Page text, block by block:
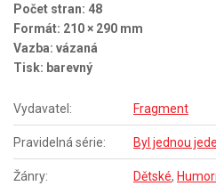
Počet stran: 48
Formát: 210 × 290 mm
Vazba: vázaná
Tisk: barevný
Vydavatel: Fragment
Pravidelná série: Byl jednou
Žánry: Dětské,